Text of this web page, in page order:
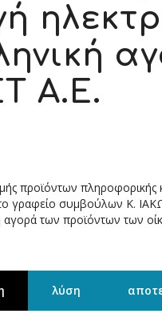
Α.Ε.
προϊόντων
γραφείο συμβούλων Κ.
των προϊόντων των
λύση